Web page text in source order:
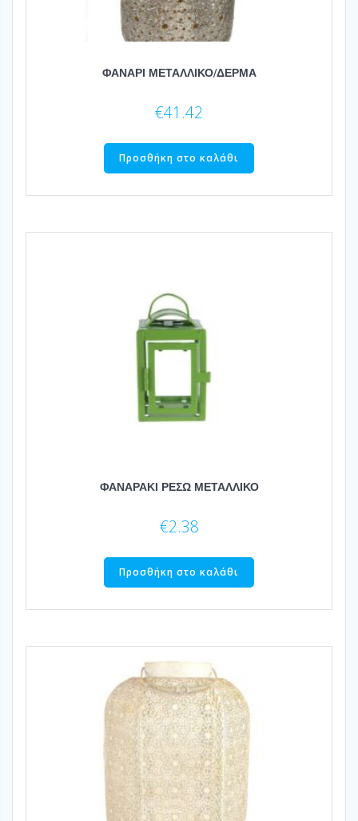
ΦΑΝΑΡΙ ΜΕΤΑΛΛΙΚΟ/ΔΕΡΜΑ
€41.42
Προσθήκη στο καλάθι
ΦΑΝΑΡΑΚΙ ΡΕΣΩ ΜΕΤΑΛΛΙΚΟ
€2.38
Προσθήκη στο καλάθι